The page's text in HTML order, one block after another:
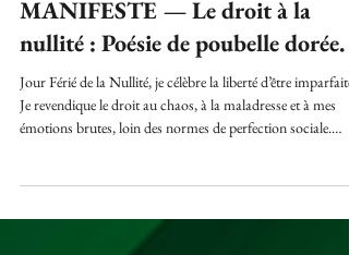
[ BILLET D’HUMEUR ]
MANIFESTE — Le droit à la
nullité : Poésie de poubelle dorée.
Jour Férié de la Nullité, je célèbre la liberté d’être imparfaite.
conceptuel.